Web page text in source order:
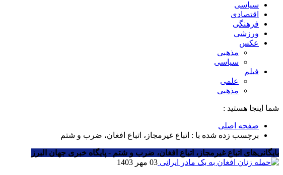
سیاسی
اقتصادی
فرهنگی
ورزشی
عکس
مذهبی
سیاسی
فیلم
علمی
مذهبی
شما اینجا هستید :
صفحه اصلی
برچسب زده شده با : اتباع غیرمجاز، اتباع افغان، ضرب و شتم
بایگانی‌های اتباع غیرمجاز، اتباع افغان، ضرب و شتم - پایگاه خبری جهان البرز
03 مهر 1403